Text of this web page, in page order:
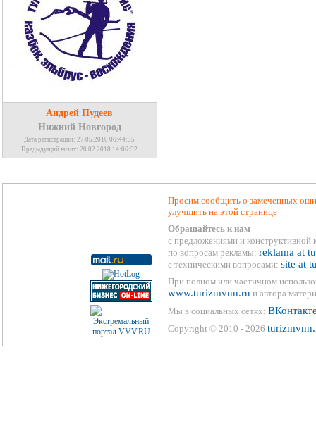
Андрей Пудеев
Нижний Новгород
Дата регистрации: 27.05.2010 06:44:55
Предыдущий визит: 20.02.2018 14:06:32
Просим сообщить о замеченных
улучшить на этой странице
Обращайтесь к нам
с предложениями и конструктивной
по вопросам рекламы: reklama at
с техническими вопросами: site at
При полном или частичном
www.turizmvnn.ru и автора
Мы в социальных сетях:
Copyright © 2010 - 2026